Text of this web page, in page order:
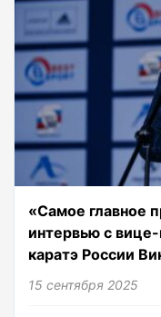
«Самое главное
интервью с
каратэ России
15 сентября 2025